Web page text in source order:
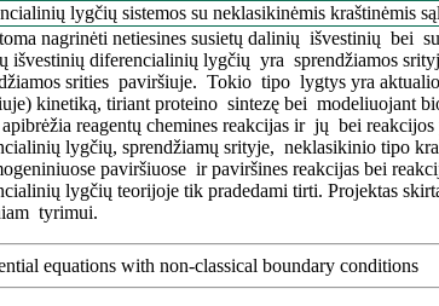
lygčių sistemos su neklasikinėmis kraštinėmis
nagrinėti netiesines susietų dalinių išvestinių bei
išvestinių diferencialinių lygčių yra sprendžiamos
srities paviršiuje. Tokio tipo lygtys yra
kinetiką, tiriant proteino sintezę bei modeliuojant
reagentų chemines reakcijas ir jų bei
lygčių, sprendžiamų srityje, neklasikinio tipo
paviršiuose ir paviršines reakcijas bei
lygčių teorijoje tik pradedami tirti. Projektas
tyrimui.
equations with non-classical boundary conditions